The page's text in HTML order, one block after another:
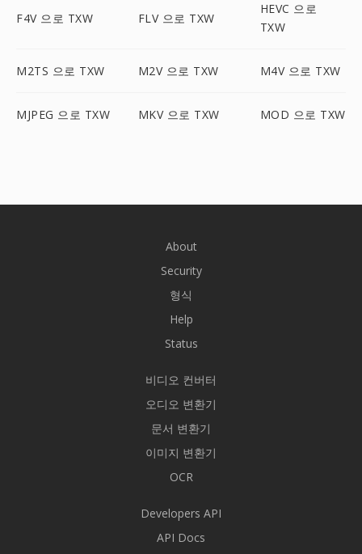
F4V 으로 TXW FLV 으로 TXW
HEVC 으로
TXW
M2TS 으로 TXW M2V 으로 TXW M4V 으로 TXW
MJPEG 으로 TXW MKV 으로 TXW MOD 으로 TXW
About
Security
형식
Help
Status
비디오 컨버터
오디오 변환기
문서 변환기
이미지 변환기
OCR
Developers API
API Docs